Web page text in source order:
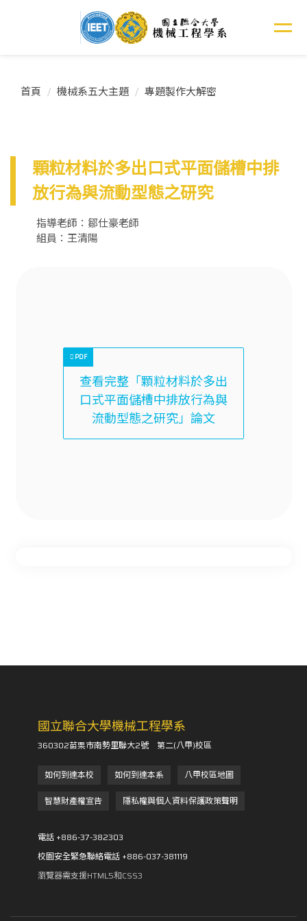
首頁 機械系五大主題 專題製作大解密
顆粒材料於多出口式平面儲槽中排
放行為與流動型態之研究
指導老師：鄒仕豪老師
組員：王清陽
查看完整「顆粒材料於多出
口式平面儲槽中排放行為與
流動型態之研究」論文
國立聯合大學機械工程學系
360302苗栗市南勢里聯大2號 第二(八甲)校區
如何到達本校 如何到達本系
八甲校區地圖
智慧財產權宣告
隱私權與個人資料保護政策聲明
電話 +886-37-382303
校園安全緊急聯絡電話 +886-037-381119
瀏覽器需支援HTML5和CSS3